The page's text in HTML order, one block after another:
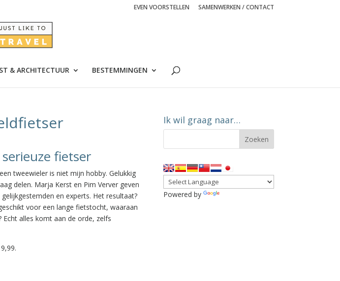
EVEN VOORSTELLEN SAMENWERKEN / CONTACT
& ARCHITECTUUR BESTEMMINGEN
fietser
tweewieler is niet mijn hobby. Gelukkig
delen. Marja Kerst en Pim Verver geven
en experts. Het resultaat?
voor een lange fietstocht, waaraan
alles komt aan de orde, zelfs
Ik wil graag naar…
Powered by